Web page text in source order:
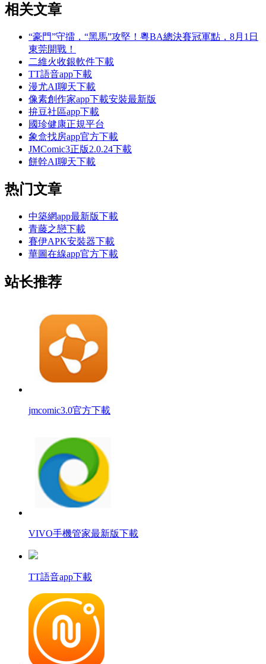
相关文章
“豪門”守擂，“黑馬”攻堅！粵BA總決賽冠軍點，8月1日
東莞開戰！
二維火收銀軟件下載
TT語音app下載
漫尤AI聊天下載
像素創作家app下載安裝最新版
拚豆社區app下載
國珍健康正規平台
象盒找房app官方下載
JMComic3正版2.0.24下載
餅幹AI聊天下載
热门文章
中築網app最新版下載
青藤之戀下載
賽伊APK安裝器下載
華圖在線app官方下載
站长推荐
jmcomic3.0官方下載
VIVO手機管家最新版下載
TT語音app下載